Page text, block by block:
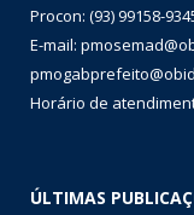
Procon: (93) 99158-
E-mail:
Horário de
ÚLTIMAS